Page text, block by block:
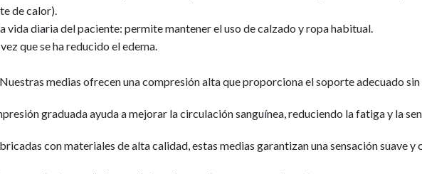
de calor).
vida diaria del paciente: permite mantener el uso de calzado y ropa habitual.
que se ha reducido el edema.
medias ofrecen una compresión alta que proporciona el soporte adecuado
graduada ayuda a mejorar la circulación sanguínea, reduciendo la fatiga y la
con materiales de alta calidad, estas medias garantizan una sensación suave